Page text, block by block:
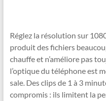
Réglez la résolution sur
produit des fichiers
chauffe et n’améliore pas
l’optique du téléphone est
sale. Des clips de 1 à 3
compromis : ils limitent la